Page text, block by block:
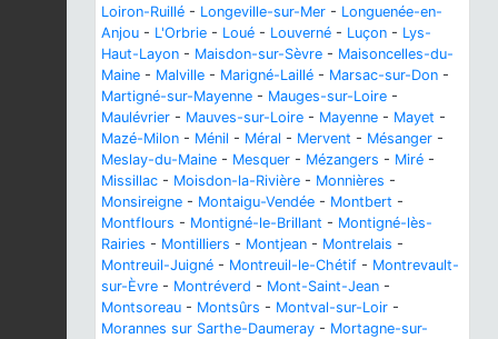
Loiron-Ruillé - Longeville-sur-Mer - Longuenée-en-
Anjou - L'Orbrie - Loué - Louverné - Luçon - Lys-
Haut-Layon - Maisdon-sur-Sèvre - Maisoncelles-du-
Maine - Malville - Marigné-Laillé - Marsac-sur-Don -
Martigné-sur-Mayenne - Mauges-sur-Loire -
Maulévrier - Mauves-sur-Loire - Mayenne - Mayet -
Mazé-Milon - Ménil - Méral - Mervent - Mésanger -
Meslay-du-Maine - Mesquer - Mézangers - Miré -
Missillac - Moisdon-la-Rivière - Monnières -
Monsireigne - Montaigu-Vendée - Montbert -
Montflours - Montigné-le-Brillant - Montigné-lès-
Rairies - Montilliers - Montjean - Montrelais -
Montreuil-Juigné - Montreuil-le-Chétif - Montrevault-
sur-Èvre - Montréverd - Mont-Saint-Jean -
Montsoreau - Montsûrs - Montval-sur-Loir -
Morannes sur Sarthe-Daumeray - Mortagne-sur-